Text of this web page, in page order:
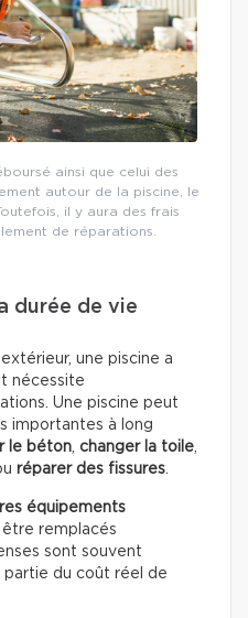
ainsi que celui des
autour de la piscine, le
il y aura des frais
de réparations.
durée de vie
une piscine a
nécessite
Une piscine peut
importantes à long
le béton changer la toile
réparer des fissures
équipements
remplacés
sont souvent
partie du coût réel de